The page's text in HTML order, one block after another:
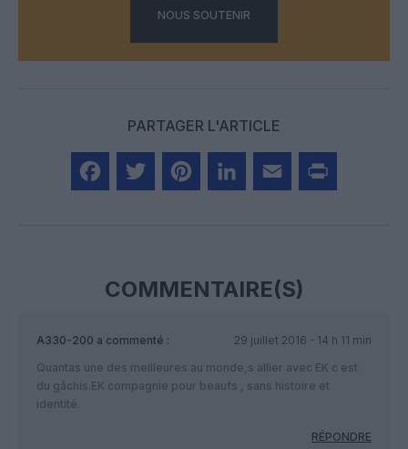
NOUS SOUTENIR
PARTAGER L'ARTICLE
COMMENTAIRE(S)
A330-200 a commenté :
29 juillet 2016 - 14 h 11 min
Quantas une des meilleures au monde,s allier avec EK c est
du gâchis.EK compagnie pour beaufs , sans histoire et
identité.
RÉPONDRE